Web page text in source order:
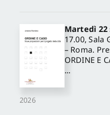
2026
Martedì
17.00, Sala
– Roma.
ORDINE E
...